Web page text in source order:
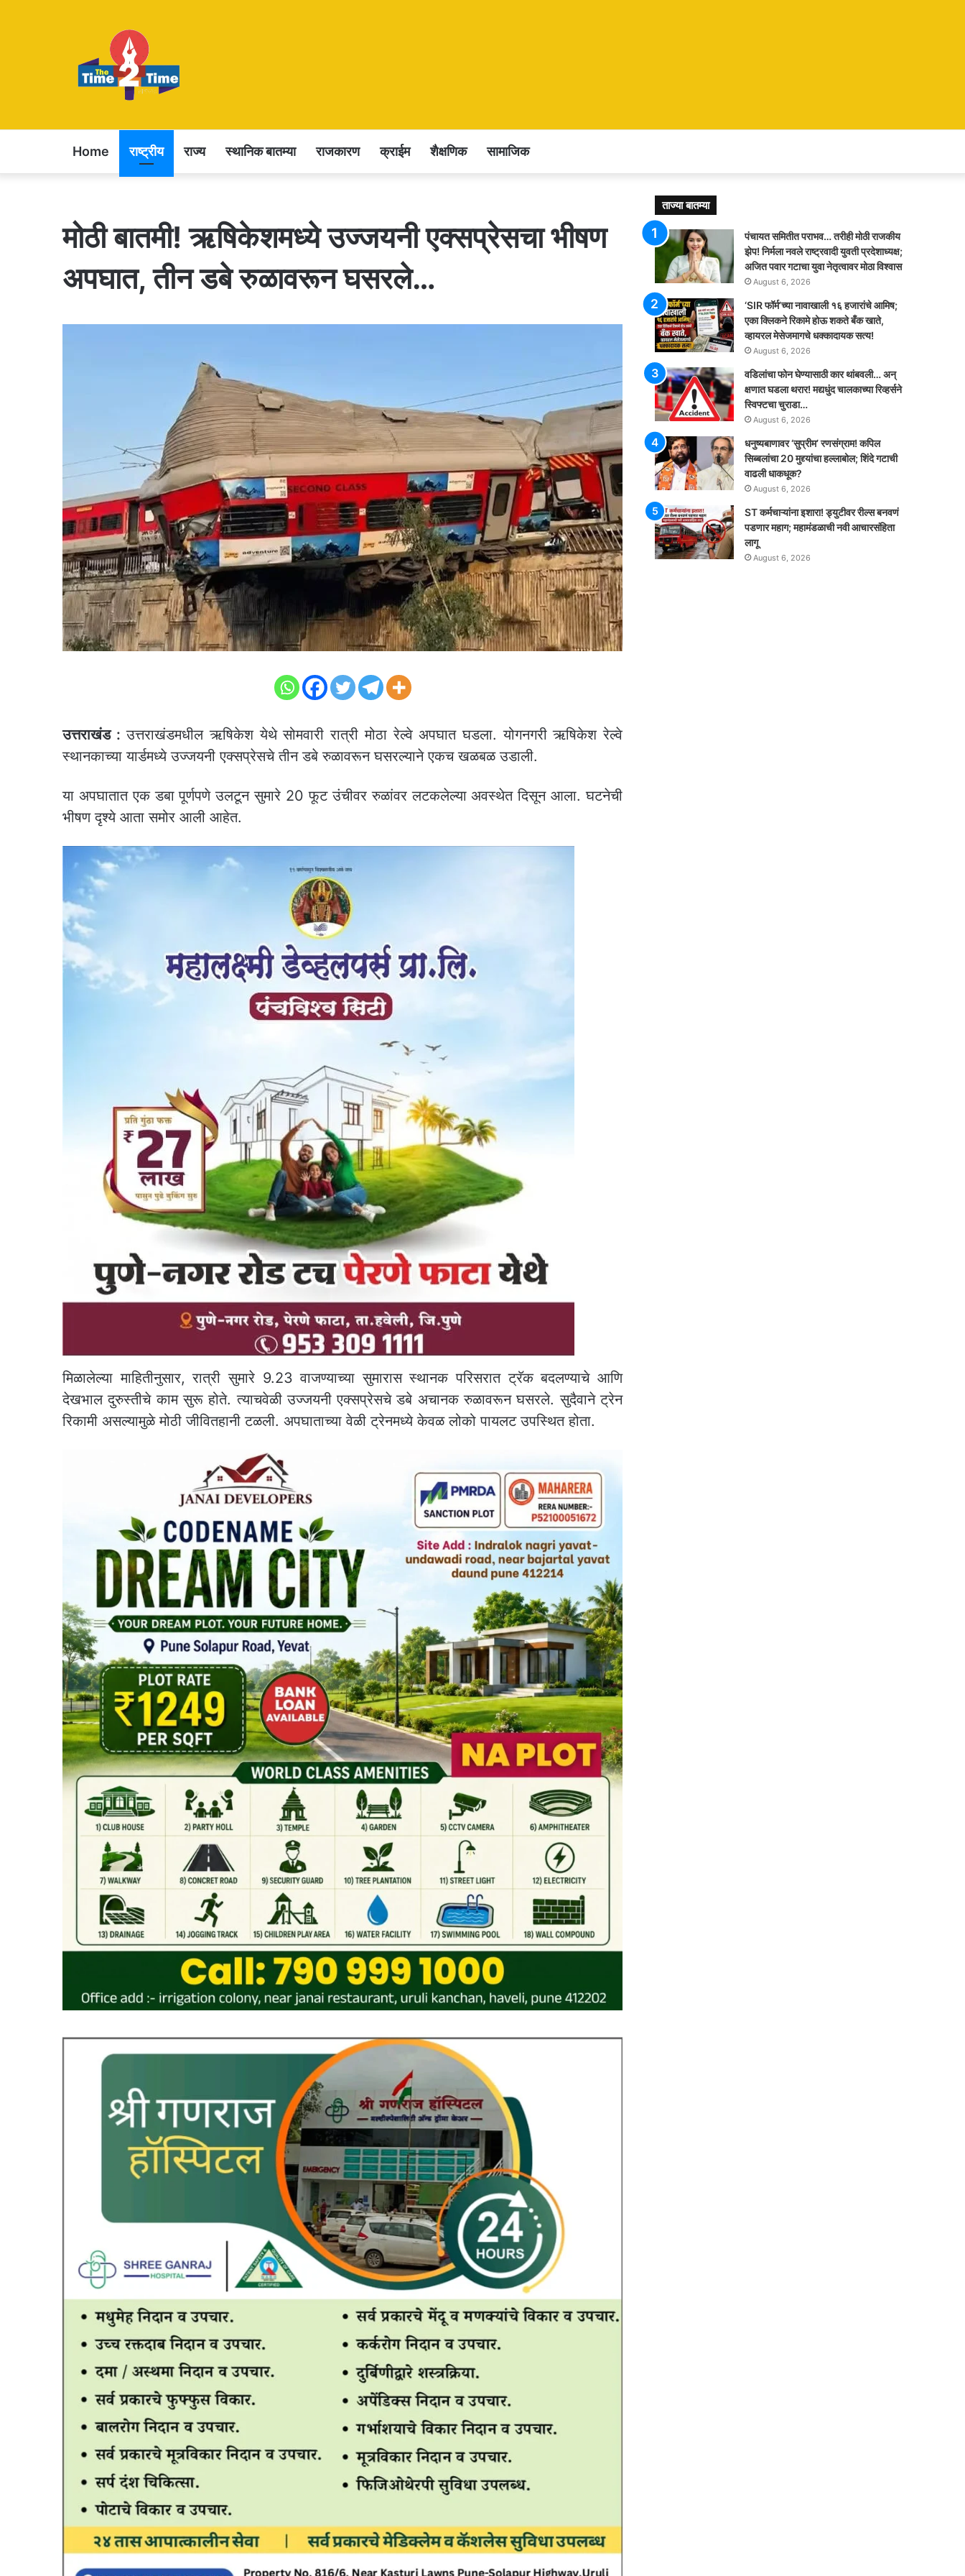
Home राष्ट्रीय राज्य स्थानिक बातम्या राजकारण क्राईम शैक्षणिक सामाजिक
मोठी बातमी! ऋषिकेशमध्ये उज्जयनी एक्सप्रेसचा भीषण
अपघात, तीन डबे रुळावरून घसरले…
उत्तराखंड : उत्तराखंडमधील ऋषिकेश येथे सोमवारी रात्री मोठा रेल्वे अपघात घडला. योगनगरी ऋषिकेश रेल्वे
स्थानकाच्या यार्डमध्ये उज्जयनी एक्सप्रेसचे तीन डबे रुळावरून घसरल्याने एकच खळबळ उडाली.
या अपघातात एक डबा पूर्णपणे उलटून सुमारे 20 फूट उंचीवर रुळांवर लटकलेल्या अवस्थेत दिसून आला. घटनेची
भीषण दृश्ये आता समोर आली आहेत.
मिळालेल्या माहितीनुसार, रात्री सुमारे 9.23 वाजण्याच्या सुमारास स्थानक परिसरात ट्रॅक बदलण्याचे आणि
देखभाल दुरुस्तीचे काम सुरू होते. त्याचवेळी उज्जयनी एक्सप्रेसचे डबे अचानक रुळावरून घसरले. सुदैवाने ट्रेन
रिकामी असल्यामुळे मोठी जीवितहानी टळली. अपघाताच्या वेळी ट्रेनमध्ये केवळ लोको पायलट उपस्थित होता.
ताज्या बातम्या
पंचायत समितीत पराभव… तरीही मोठी राजकीय
झेप! निर्मला नवले राष्ट्रवादी युवती प्रदेशाध्यक्ष;
अजित पवार गटाचा युवा नेतृत्वावर मोठा विश्वास
August 6, 2026
‘SIR फॉर्म’च्या नावाखाली १६ हजारांचे आमिष;
एका क्लिकने रिकामे होऊ शकते बँक खाते,
व्हायरल मेसेजमागचे धक्कादायक सत्य!
August 6, 2026
वडिलांचा फोन घेण्यासाठी कार थांबवली… अन्
क्षणात घडला थरार! मद्यधुंद चालकाच्या रिव्हर्सने
स्विफ्टचा चुराडा…
August 6, 2026
धनुष्यबाणावर ‘सुप्रीम’ रणसंग्राम! कपिल
सिब्बलांचा 20 मुद्द्यांचा हल्लाबोल; शिंदे गटाची
वाढली धाकधूक?
August 6, 2026
ST कर्मचाऱ्यांना इशारा! ड्युटीवर रील्स बनवणं
पडणार महाग; महामंडळाची नवी आचारसंहिता
लागू
August 6, 2026